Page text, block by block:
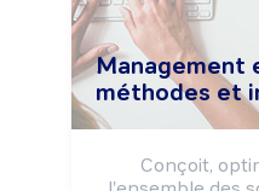
Management
méthodes et
Conçoit,